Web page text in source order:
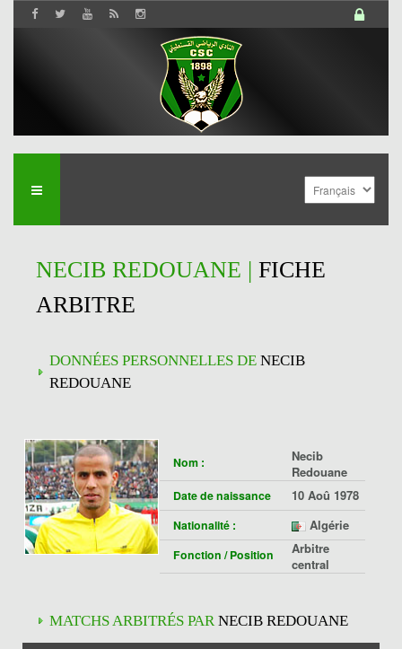
NECIB REDOUANE | FICHE
ARBITRE
DONNÉES PERSONNELLES DE NECIB
REDOUANE
Nom :
Necib
Redouane
Date de naissance 10 Aoû 1978
Nationalité : Algérie
Fonction / Position
Arbitre
central
MATCHS ARBITRÉS PARNECIB REDOUANE